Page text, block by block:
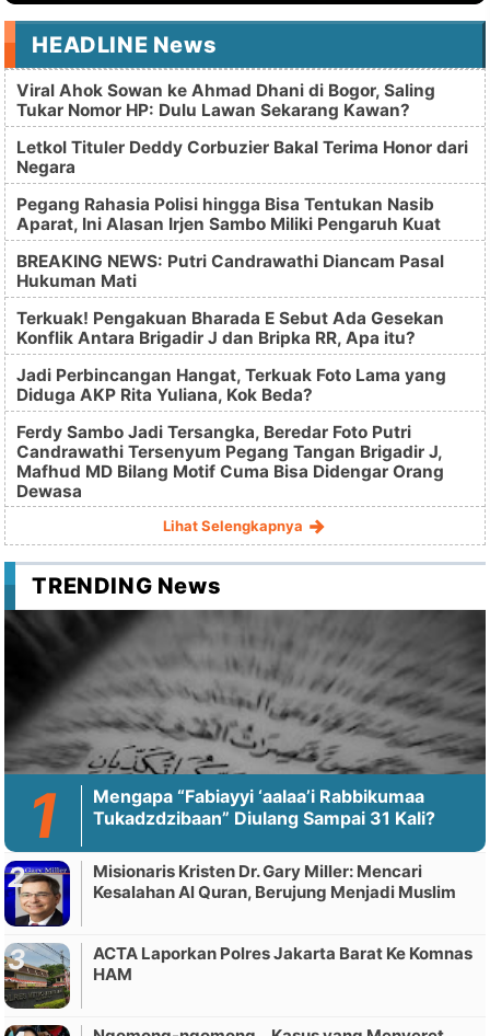
HEADLINE News
Viral Ahok Sowan ke Ahmad Dhani di Bogor, Saling
Tukar Nomor HP: Dulu Lawan Sekarang Kawan?
Letkol Tituler Deddy Corbuzier Bakal Terima Honor dari
Negara
Pegang Rahasia Polisi hingga Bisa Tentukan Nasib
Aparat, Ini Alasan Irjen Sambo Miliki Pengaruh Kuat
BREAKING NEWS: Putri Candrawathi Diancam Pasal
Hukuman Mati
Terkuak! Pengakuan Bharada E Sebut Ada Gesekan
Konflik Antara Brigadir J dan Bripka RR, Apa itu?
Jadi Perbincangan Hangat, Terkuak Foto Lama yang
Diduga AKP Rita Yuliana, Kok Beda?
Ferdy Sambo Jadi Tersangka, Beredar Foto Putri
Candrawathi Tersenyum Pegang Tangan Brigadir J,
Mafhud MD Bilang Motif Cuma Bisa Didengar Orang
Dewasa
Lihat Selengkapnya
TRENDING News
Mengapa “Fabiayyi ‘aalaa’i Rabbikumaa
Tukadzdzibaan” Diulang Sampai 31 Kali?
Misionaris Kristen Dr. Gary Miller: Mencari
Kesalahan Al Quran, Berujung Menjadi Muslim
ACTA Laporkan Polres Jakarta Barat Ke Komnas
HAM